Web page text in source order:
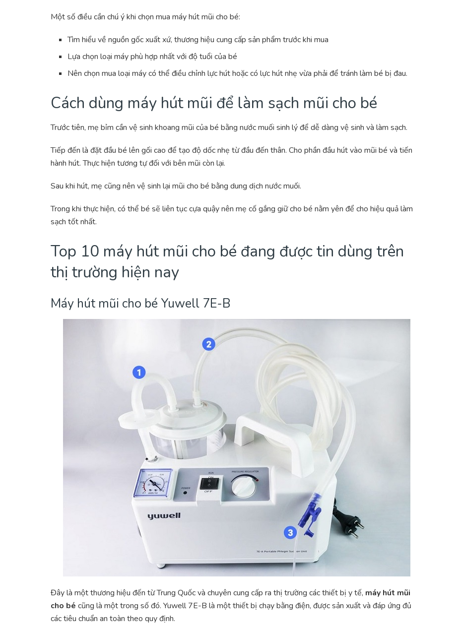
Một số điều cần chú ý khi chọn mua máy hút mũi cho bé:
Tìm hiểu về nguồn gốc xuất xứ, thương hiệu cung cấp sản phẩm trước khi mua
Lựa chọn loại máy phù hợp nhất với độ tuổi của bé
Nên chọn mua loại máy có thể điều chỉnh lực hút hoặc có lực hút nhẹ vừa phải để tránh làm bé bị đau.
Cách dùng máy hút mũi để làm sạch mũi cho bé
Trước tiên, mẹ bỉm cần vệ sinh khoang mũi của bé bằng nước muối sinh lý để dễ dàng vệ sinh và làm sạch.
Tiếp đến là đặt đầu bé lên gối cao để tạo độ dốc nhẹ từ đầu đến thân. Cho phần đầu hút vào mũi bé và tiến
hành hút. Thực hiện tương tự đối với bên mũi còn lại.
Sau khi hút, mẹ cũng nên vệ sinh lại mũi cho bé bằng dung dịch nước muối.
Trong khi thực hiện, có thể bé sẽ liên tục cựa quậy nên mẹ cố gắng giữ cho bé nằm yên để cho hiệu quả làm
sạch tốt nhất.
Top 10 máy hút mũi cho bé đang được tin dùng trên
thị trường hiện nay
Máy hút mũi cho bé Yuwell 7E-B
Đây là một thương hiệu đến từ Trung Quốc và chuyên cung cấp ra thị trường các thiết bị y tế, máy hút mũi
cho bé cũng là một trong số đó. Yuwell 7E-B là một thiết bị chạy bằng điện, được sản xuất và đáp ứng đủ
các tiêu chuẩn an toàn theo quy định.